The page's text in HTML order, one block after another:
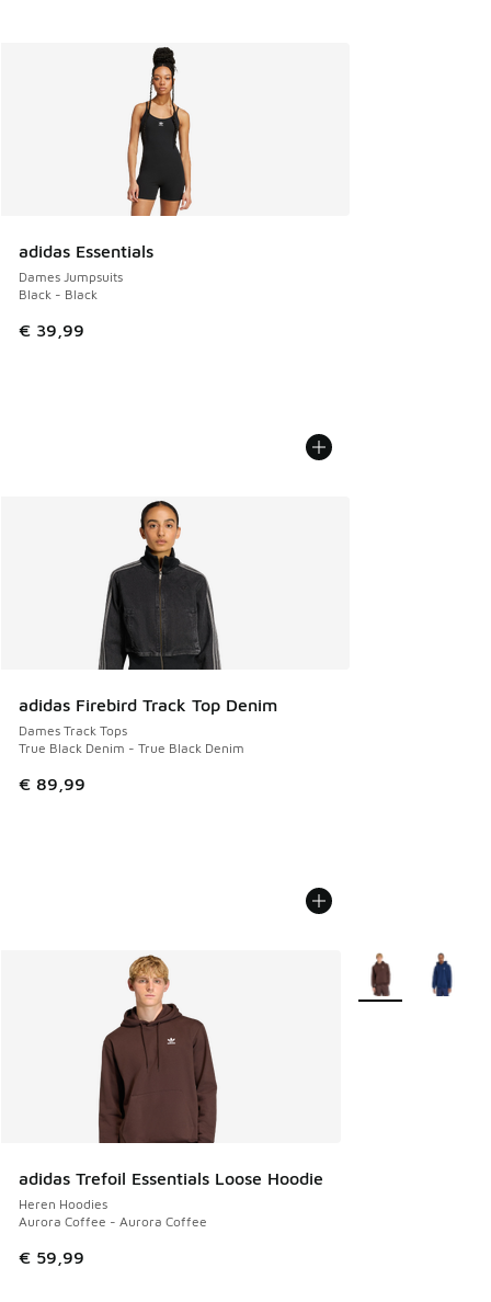
adidas Essentials
Dames Jumpsuits
Black - Black
€ 39,99
adidas Firebird Track Top Denim
Dames Track Tops
True Black Denim - True Black Denim
€ 89,99
adidas Trefoil Essentials Loose Hoodie
Heren Hoodies
Aurora Coffee - Aurora Coffee
€ 59,99
Meer kleuren